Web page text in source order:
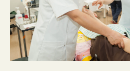
お問い合わせ
アクセス
対象者別